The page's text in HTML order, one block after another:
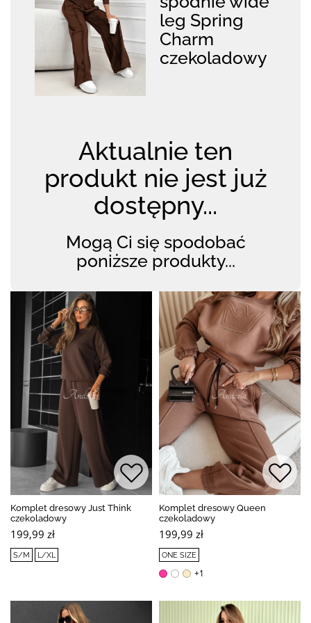
leg Spring
Charm
czekoladowy
Aktualnie ten
produkt nie jest już
dostępny...
Mogą Ci się spodobać
poniższe produkty...
Komplet dresowy Just Think
czekoladowy
199,99 zł
S/M L/XL
Komplet dresowy Queen
czekoladowy
199,99 zł
ONE SIZE
+1